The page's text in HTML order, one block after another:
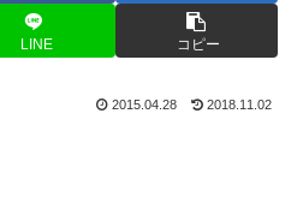
LINE コピー
2015.04.28 2018.11.02